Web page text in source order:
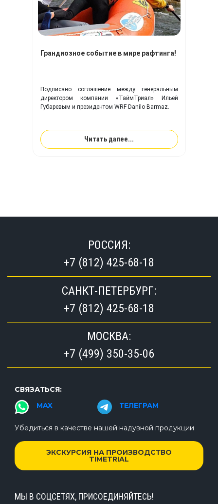
Грандиозное событие в мире рафтинга!
Подписано соглашение между генеральным
директором компании «ТаймТриал» Ильей
Губаревым и президентом WRF Danilo Barmaz.
Читать далее...
РОССИЯ:
+7 (812) 425-68-18
САНКТ-ПЕТЕРБУРГ:
+7 (812) 425-68-18
МОСКВА:
+7 (499) 350-35-06
СВЯЗАТЬСЯ:
MAX
ТЕЛЕГРАМ
Убедиться в качестве нашей надувной продукции
ЭКСКУРСИЯ НА ПРОИЗВОДСТВО
TIMETRIAL
МЫ В СОЦСЕТЯХ, ПРИСОЕДИНЯЙТЕСЬ!